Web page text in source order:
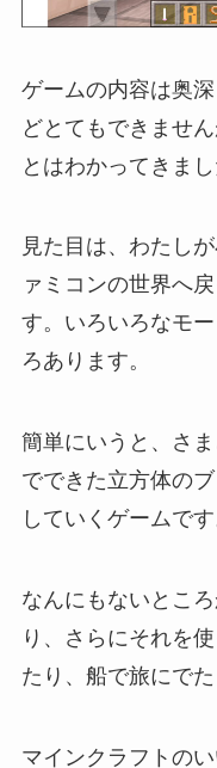
ゲームの内容は奥
どとてもできませ
とはわかってきまし
見た目は、わたし
ァミコンの世界へ
す。いろいろなモ
ろあります。
簡単にいうと、さ
でできた立方体の
していくゲームです
なんにもないとこ
り、さらにそれを
たり、船で旅にでた
マインクラフトの